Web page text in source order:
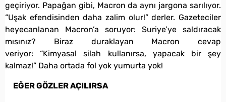
geçiriyor. Papağan gibi, Macron da aynı jargona sarılıyor.
“Uşak efendisinden daha zalim olur!” derler. Gazeteciler
heyecanlanan Macron’a soruyor: Suriye’ye saldıracak
mısınız? Biraz duraklayan Macron cevap
veriyor: “Kimyasal silah kullanırsa, yapacak bir şey
kalmaz!” Daha ortada fol yok yumurta yok!
EĞER GÖZLER AÇILIRSA